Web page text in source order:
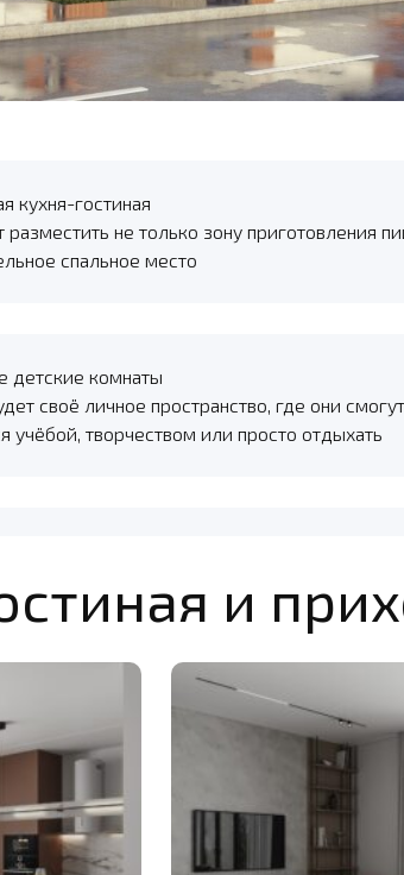
кухня-гостиная
разместить не только зону приготовления
спальное место
детские комнаты
своё личное пространство, где они смогут
учёбой, творчеством или просто отдыхать
и